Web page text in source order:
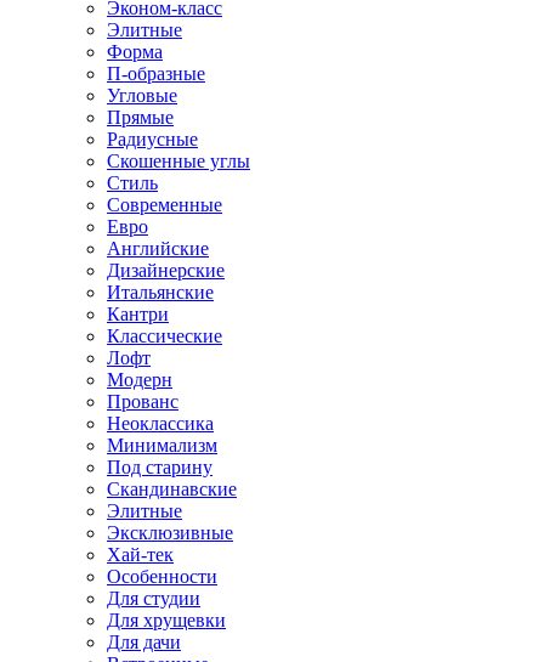
Эконом-класс
Элитные
Форма
П-образные
Угловые
Прямые
Радиусные
Скошенные углы
Стиль
Современные
Евро
Английские
Дизайнерские
Итальянские
Кантри
Классические
Лофт
Модерн
Прованс
Неоклассика
Минимализм
Под старину
Скандинавские
Элитные
Эксклюзивные
Хай-тек
Особенности
Для студии
Для хрущевки
Для дачи